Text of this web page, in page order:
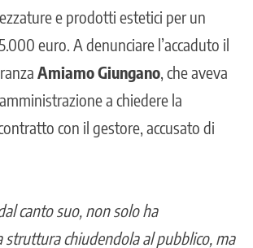
e prodotti estetici per un
euro. A denunciare l’accaduto il
Amiamo Giungano , che aveva
a chiedere la
con il gestore, accusato di
canto suo, non solo ha
struttura chiudendola al pubblico, ma